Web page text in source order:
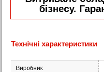
бізнесу.
Технічні характеристики
Виробник